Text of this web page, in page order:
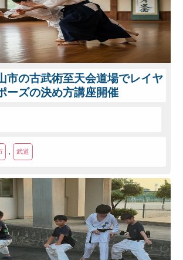
市の古武術至天会道場でレイヤ
ーズの決め方講座開催
武道